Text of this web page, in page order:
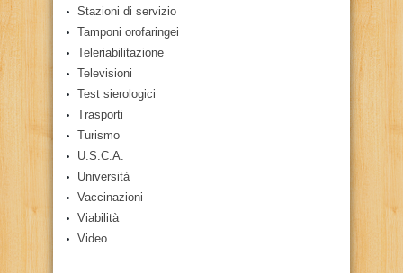
Stazioni di servizio
Tamponi orofaringei
Teleriabilitazione
Televisioni
Test sierologici
Trasporti
Turismo
U.S.C.A.
Università
Vaccinazioni
Viabilità
Video